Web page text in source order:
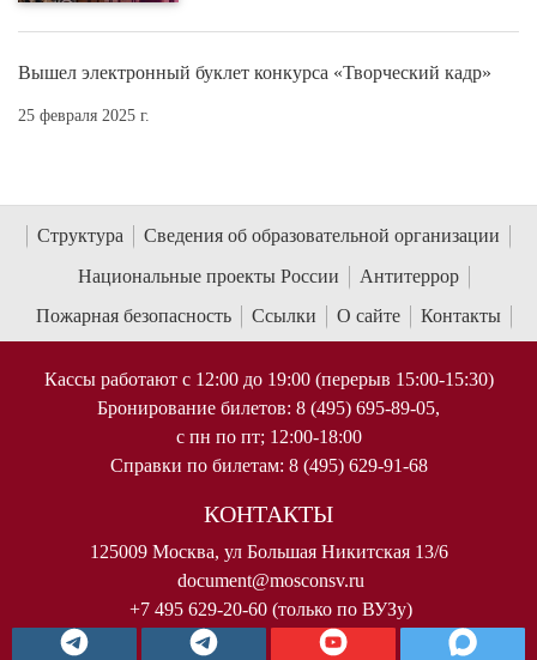
Вышел электронный буклет конкурса «Творческий кадр»
25 февраля 2025 г.
Структура
Сведения об образовательной организации
Национальные проекты России
Антитеррор
Пожарная безопасность
Ссылки О сайте Контакты
Кассы работают с 12:00 до 19:00 (перерыв 15:00-15:30)
Бронирование билетов: 8 (495) 695-89-05,
с пн по пт; 12:00-18:00
Справки по билетам: 8 (495) 629-91-68
КОНТАКТЫ
125009 Москва, ул Большая Никитская 13/6
document@mosconsv.ru
+7 495 629-20-60 (только по ВУЗу)